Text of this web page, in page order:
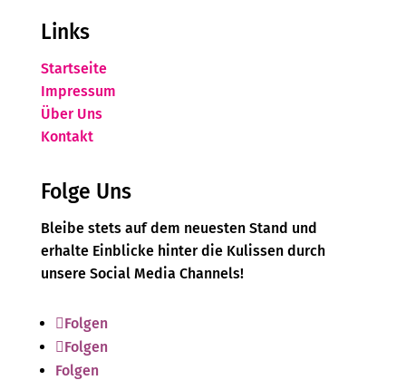
Links
Startseite
Impressum
Über Uns
Kontakt
Folge Uns
Bleibe stets auf dem neuesten Stand und
erhalte Einblicke hinter die Kulissen durch
unsere Social Media Channels!
Folgen
Folgen
Folgen